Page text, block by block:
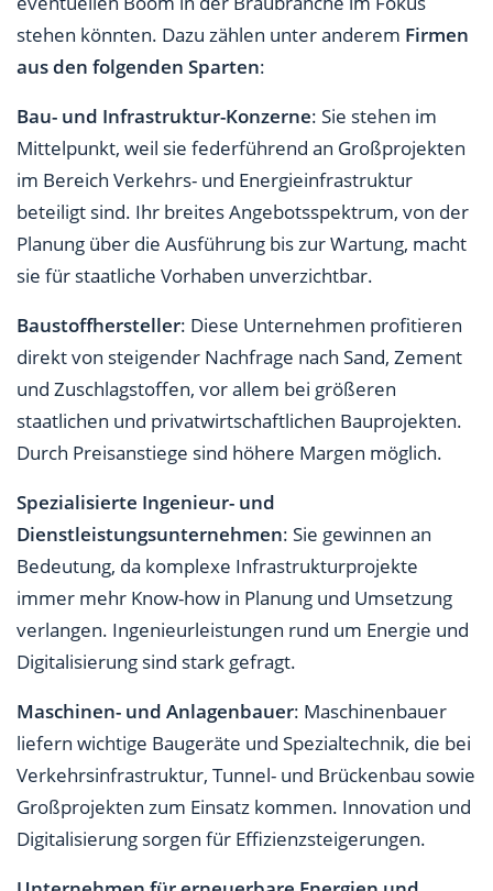
stehen könnten. Dazu zählen unter anderem Firmen
aus den folgenden Sparten:
Bau- und Infrastruktur-Konzerne: Sie stehen im
Mittelpunkt, weil sie federführend an Großprojekten
im Bereich Verkehrs- und Energieinfrastruktur
beteiligt sind. Ihr breites Angebotsspektrum, von der
Planung über die Ausführung bis zur Wartung, macht
sie für staatliche Vorhaben unverzichtbar.
Baustoffhersteller: Diese Unternehmen profitieren
direkt von steigender Nachfrage nach Sand, Zement
und Zuschlagstoffen, vor allem bei größeren
staatlichen und privatwirtschaftlichen Bauprojekten.
Durch Preisanstiege sind höhere Margen möglich.
Spezialisierte Ingenieur- und
Dienstleistungsunternehmen: Sie gewinnen an
Bedeutung, da komplexe Infrastrukturprojekte
immer mehr Know-how in Planung und Umsetzung
verlangen. Ingenieurleistungen rund um Energie und
Digitalisierung sind stark gefragt.
Maschinen- und Anlagenbauer: Maschinenbauer
liefern wichtige Baugeräte und Spezialtechnik, die bei
Verkehrsinfrastruktur, Tunnel- und Brückenbau sowie
Großprojekten zum Einsatz kommen. Innovation und
Digitalisierung sorgen für Effizienzsteigerungen.